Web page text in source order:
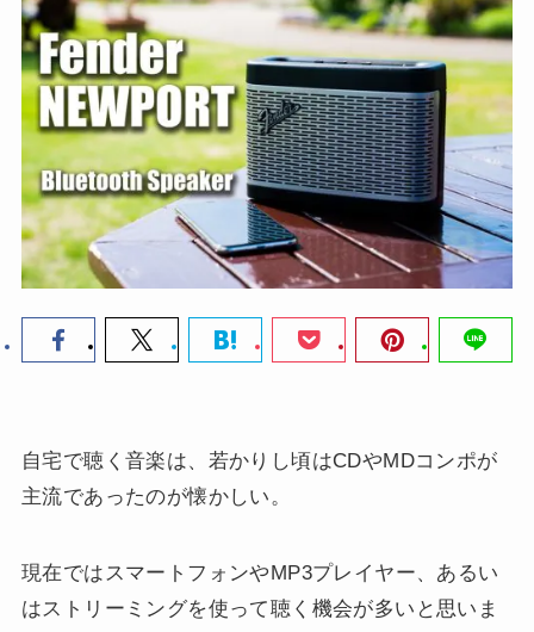
自宅で聴く音楽は、若かりし頃はCDやMDコンポが
主流であったのが懐かしい。
現在ではスマートフォンやMP3プレイヤー、あるい
はストリーミングを使って聴く機会が多いと思いま